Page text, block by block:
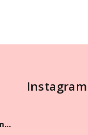
Sukně Teresa - Knihomolka
Instagram